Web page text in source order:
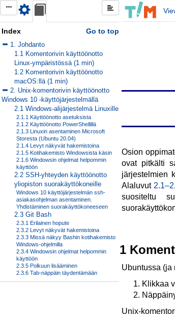
Open
Document
Open
Document
Index Go to top
1. Johdanto
1.1 Komentorivin käyttöönotto
Linux-ympäristössä (1 min)
1.2 Komentorivin käyttöönotto
macOS:llä (1 min)
2. Unix-komentorivin käyttöönotto
Windows 10 -käyttöjärjestelmällä
2.1 Windows-alijärjestelmä Linuxille
2.1.1 Käyttöönotto asetuksista
2.1.2 Käyttöönotto PowerShellillä
2.1.3 Linuxin asentaminen Microsoft
Storesta (Ubuntu 20.04)
2.1.4 Levyt näkyvät hakemistoina
2.1.5 Kotihakemisto Windowsista käsin
2.1.6 Windowsin ohjelmat helpommin
käyttöön
2.2 SSH-yhteyden käyttöönotto
yliopiston suorakäyttökoneille
Windows 10 käyttöjärjestelmän ssh-
asiakasohjelman asentaminen.
Yhdistäminen suorakäyttökoneeseen
2.3 Git Bash
2.3.1 Erilainen hopute
2.3.2 Levyt näkyvät hakemistoina
2.3.3 Missä näkyy Bashin kotihakemisto
Windows-ohjelmilla
2.3.4 Windowsin ohjelmat helpommin
käyttöön
2.3.5 Polkuun lisääminen
2.3.6 Tab-näppäin täydentämään
Osion
ovat pitkälti
järjestelmien
Alaluvut
suositeltu
1.1
Ubuntussa (ja
Klikkaa
Unix-